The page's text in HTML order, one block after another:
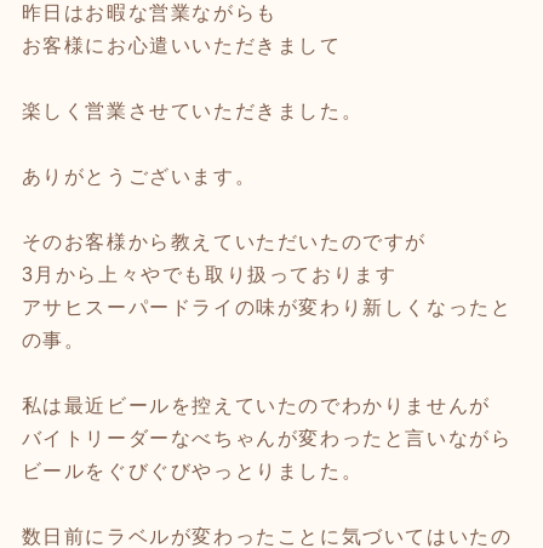
昨日はお暇な営業ながらも
お客様にお心遣いいただきまして
楽しく営業させていただきました。
ありがとうございます。
そのお客様から教えていただいたのですが
3月から上々やでも取り扱っております
アサヒスーパードライの味が変わり新しくなったと
の事。
私は最近ビールを控えていたのでわかりませんが
バイトリーダーなべちゃんが変わったと言いながら
ビールをぐびぐびやっとりました。
数日前にラベルが変わったことに気づいてはいたの